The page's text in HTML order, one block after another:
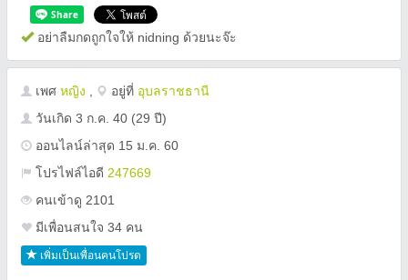
อย่าลืมกดถูกใจให้ nidning ด้วยนะจ๊ะ
เพศ หญิง อยู่ที่ อุบลราชธานี
วันเกิด 3 ก.ค. 40 (29 ปี)
ออนไลน์ล่าสุด 15 ม.ค. 60
โปรไฟล์ไอดี 247669
คนเข้าดู 2101
มีเพื่อนสนใจ 34 คน
เพิ่มเป็นเพื่อนคนโปรด